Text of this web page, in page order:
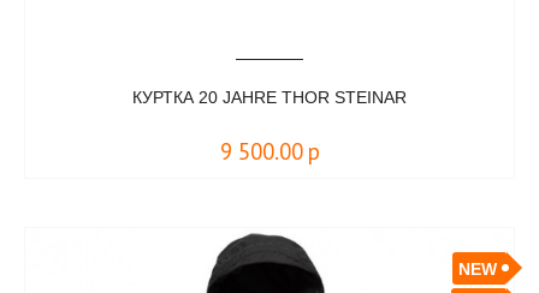
КУРТКА 20 JAHRE THOR STEINAR
9 500.00 р
NEW